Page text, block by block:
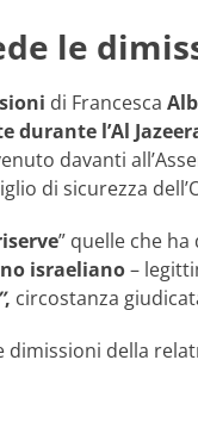
le
di Francesca
l’Al
davanti
di sicurezza
” quelle che
israeliano–
, circostanza
della